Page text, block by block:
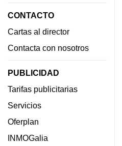
CONTACTO
Cartas al director
Contacta con nosotros
PUBLICIDAD
Tarifas publicitarias
Servicios
Oferplan
INMOGalia